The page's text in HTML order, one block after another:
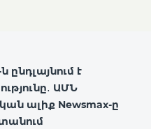
ընդլայնում է
ԱՄՆ
ալիք Newsmax-ը